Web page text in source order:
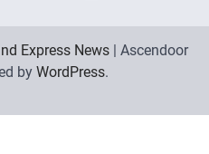
Express News | Ascendoor
by WordPress.